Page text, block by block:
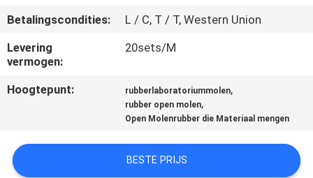
NIEUWS
GEVALLEN
PRIVACY
Betalingscondities:
L / C, T / T, Western Union
Levering
vermogen:
20sets/M
Hoogtepunt: rubberlaboratoriummolen,
rubber open molen,
Open Molenrubber die Materiaal mengen
BESTE PRIJS